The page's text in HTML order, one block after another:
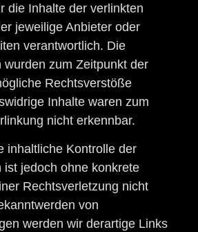
die Inhalte der verlinkten
jeweilige Anbieter oder
verantwortlich. Die
wurden zum Zeitpunkt der
Rechtsverstöße
Inhalte waren zum
nicht erkennbar.
inhaltliche Kontrolle der
ist jedoch ohne konkrete
Rechtsverletzung nicht
von
werden wir derartige Links